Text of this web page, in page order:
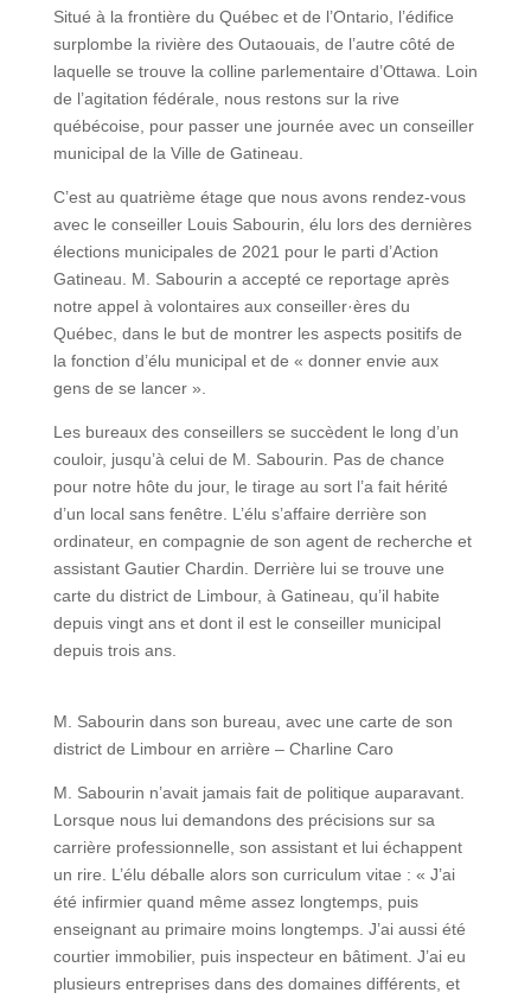
Situé à la frontière du Québec et de l’Ontario, l’édifice
surplombe la rivière des Outaouais, de l’autre côté de
laquelle se trouve la colline parlementaire d’Ottawa. Loin
de l’agitation fédérale, nous restons sur la rive
québécoise, pour passer une journée avec un conseiller
municipal de la Ville de Gatineau.
C’est au quatrième étage que nous avons rendez-vous
avec le conseiller Louis Sabourin, élu lors des dernières
élections municipales de 2021 pour le parti d’Action
Gatineau. M. Sabourin a accepté ce reportage après
notre appel à volontaires aux conseiller·ères du
Québec, dans le but de montrer les aspects positifs de
la fonction d’élu municipal et de « donner envie aux
gens de se lancer ».
Les bureaux des conseillers se succèdent le long d’un
couloir, jusqu’à celui de M. Sabourin. Pas de chance
pour notre hôte du jour, le tirage au sort l’a fait hérité
d’un local sans fenêtre. L’élu s’affaire derrière son
ordinateur, en compagnie de son agent de recherche et
assistant Gautier Chardin. Derrière lui se trouve une
carte du district de Limbour, à Gatineau, qu’il habite
depuis vingt ans et dont il est le conseiller municipal
depuis trois ans.
M. Sabourin dans son bureau, avec une carte de son
district de Limbour en arrière – Charline Caro
M. Sabourin n’avait jamais fait de politique auparavant.
Lorsque nous lui demandons des précisions sur sa
carrière professionnelle, son assistant et lui échappent
un rire. L’élu déballe alors son curriculum vitae : « J’ai
été infirmier quand même assez longtemps, puis
enseignant au primaire moins longtemps. J’ai aussi été
courtier immobilier, puis inspecteur en bâtiment. J’ai eu
plusieurs entreprises dans des domaines différents, et